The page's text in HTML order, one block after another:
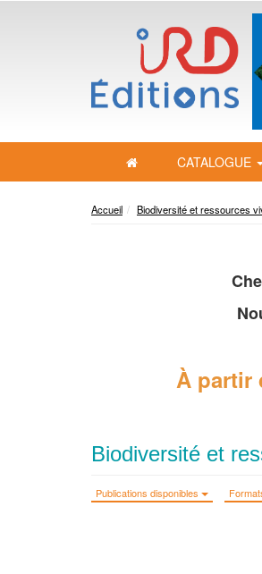
CATALOGUE
Accueil Biodiversité et ressources
À partir
Biodiversité et
Publications disponibles